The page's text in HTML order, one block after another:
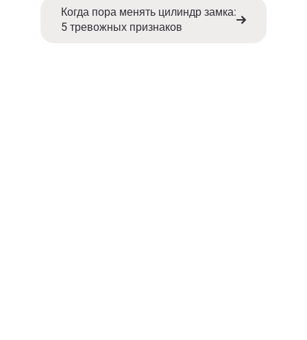
Когда пора менять цилиндр замка:
5 тревожных признаков